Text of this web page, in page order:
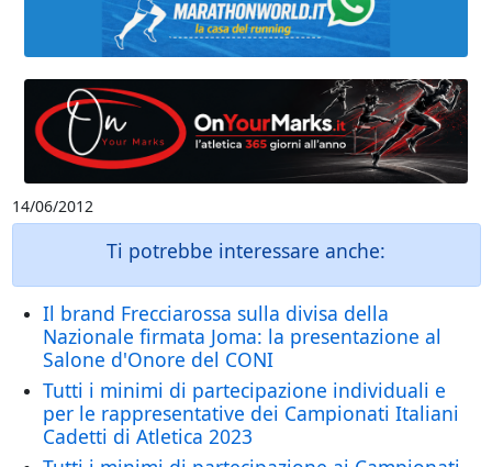
14/06/2012
Ti potrebbe interessare anche:
Il brand Frecciarossa sulla divisa della
Nazionale firmata Joma: la presentazione al
Salone d'Onore del CONI
Tutti i minimi di partecipazione individuali e
per le rappresentative dei Campionati Italiani
Cadetti di Atletica 2023